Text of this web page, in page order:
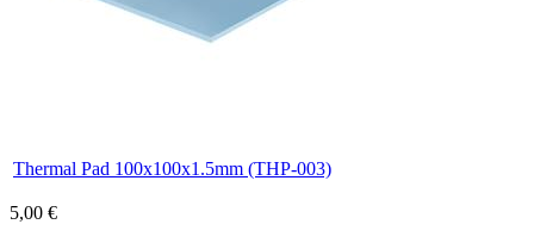
Thermal Pad 100x100x1.5mm (THP-003)
5,00 €